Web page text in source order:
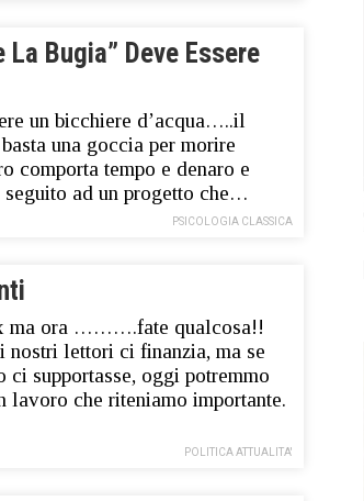
Bugia” Deve Essere
un bicchiere d’acqua…..il
una goccia per morire
comporta tempo e denaro e
seguito ad un progetto che…
PSICOLOGIA CLASSICA
ma ora ……….fate qualcosa!!
lettori ci finanzia, ma se
supportasse, oggi potremmo
lavoro che riteniamo importante.
POLITICA ATTUALITA'